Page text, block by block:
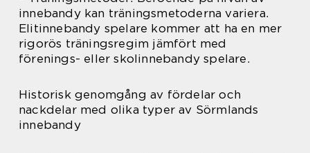
innebandy kan träningsmetoderna variera.
Elitinnebandy spelare kommer att ha en mer
rigorös träningsregim jämfört med
förenings- eller skolinnebandy spelare.
Historisk genomgång av fördelar och
nackdelar med olika typer av Sörmlands
innebandy